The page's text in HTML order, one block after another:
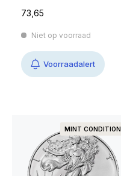
73,65
Niet op voorraad
Voorraadalert
MINT CONDITION